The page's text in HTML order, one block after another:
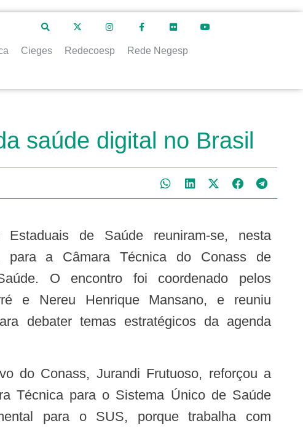
Cieges Redecoesp Rede Negesp
saúde digital no Brasil
para a Câmara Técnica do Conass de
O encontro foi coordenado pelos
e Nereu Henrique Mansano, e reuniu
debater temas estratégicos da agenda
Técnica para o Sistema Único de Saúde
para o SUS, porque trabalha com